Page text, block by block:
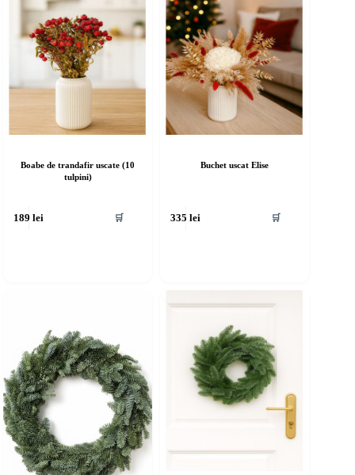
Boabe de trandafir uscate (10
tulpini)
189lei 🛒
Buchet uscat Elise
335lei 🛒